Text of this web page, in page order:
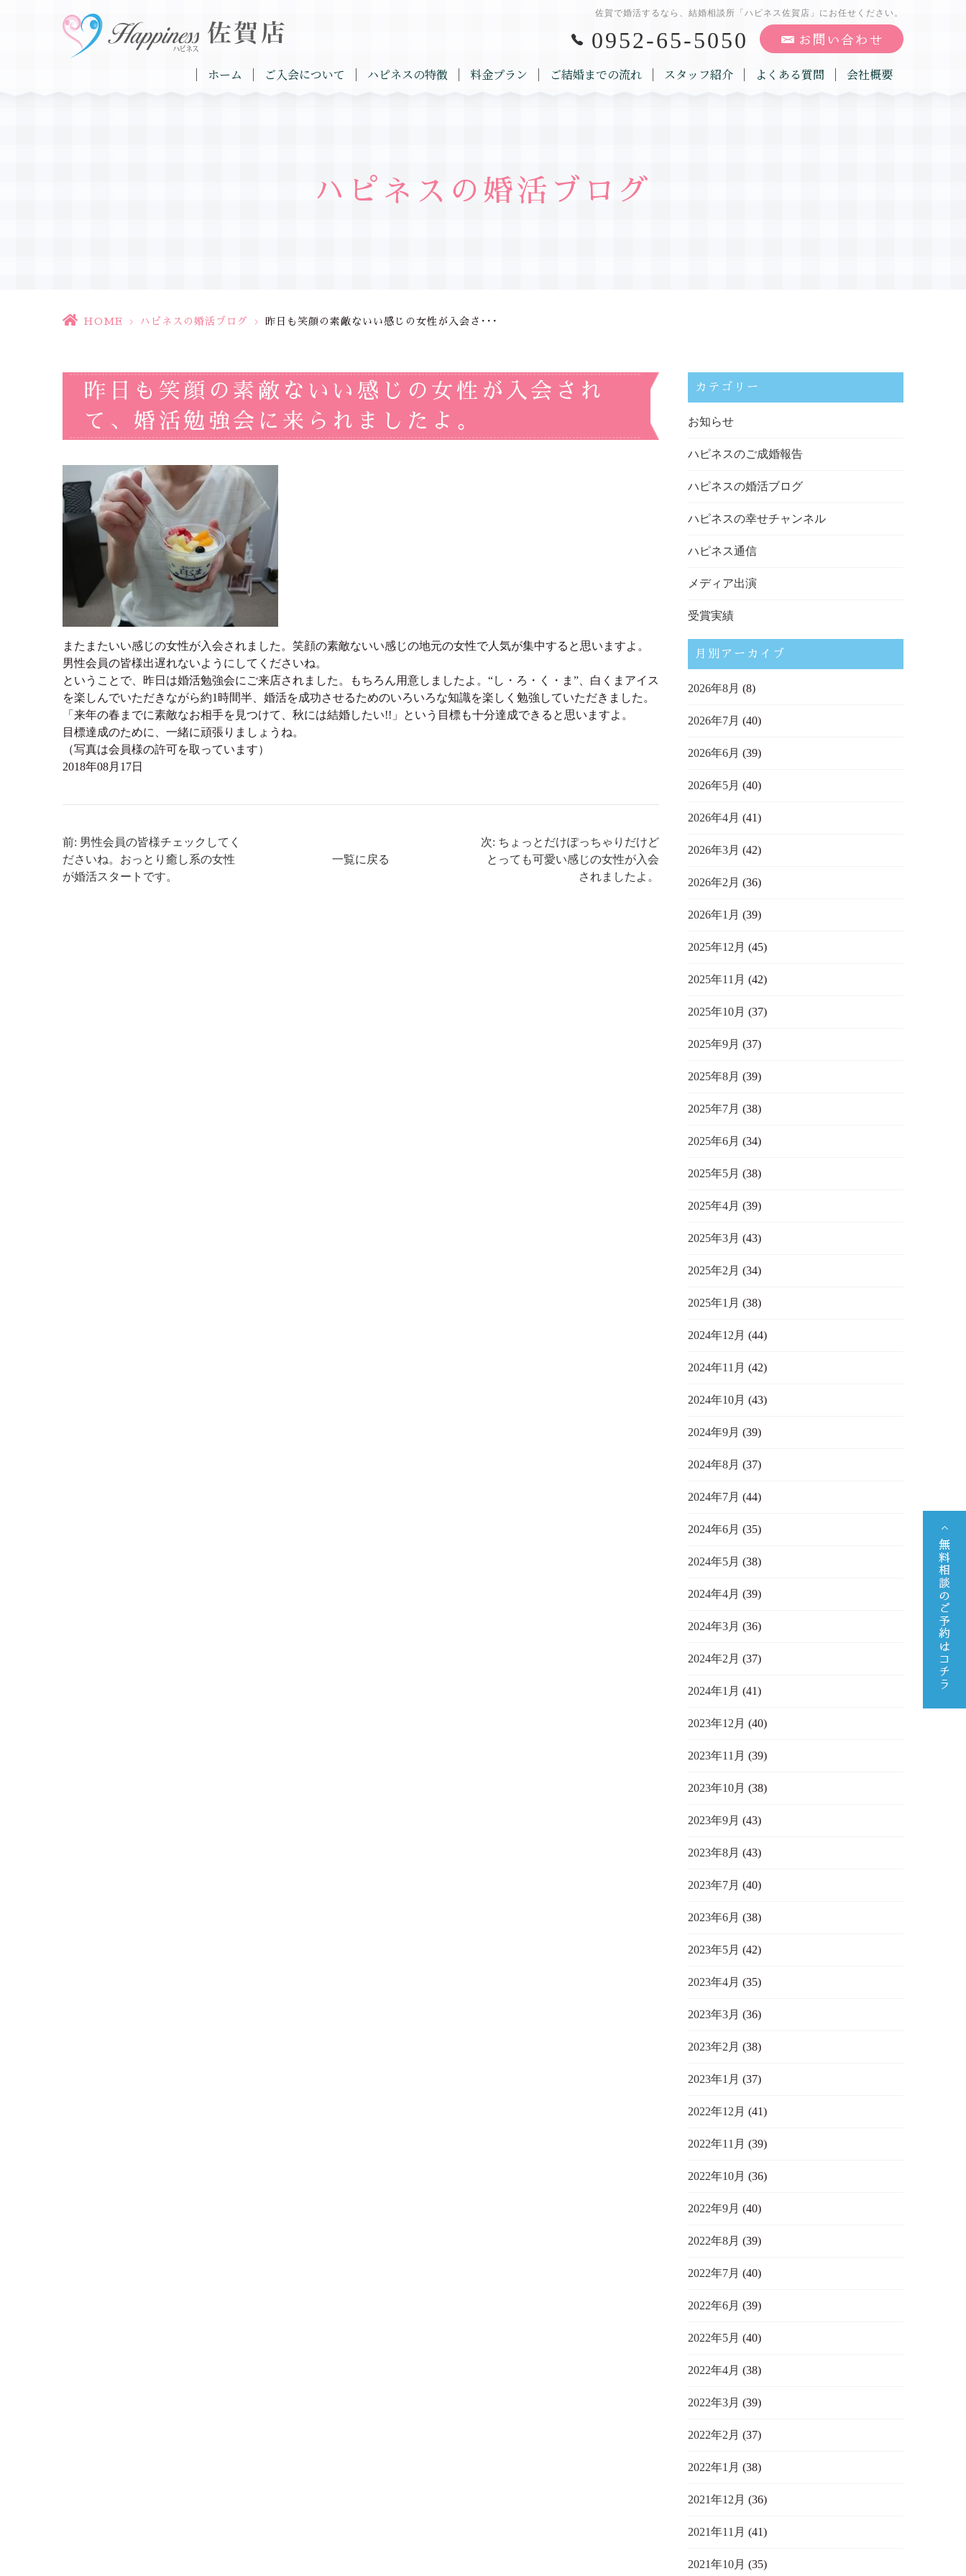
佐賀で婚活するなら、結婚相談所「ハピネス佐賀店」にお任せください。
0952-65-5050
ホーム ご入会について ハピネスの特徴 料金プラン ご結婚までの流れ スタッフ紹介 よくある質問 会社概要
ハピネスの婚活ブログ
HOME > ハピネスの婚活ブログ > 昨日も笑顔の素敵ないい感じの女性が入会さ･･･
昨日も笑顔の素敵ないい感じの女性が入会され
て、婚活勉強会に来られましたよ。
またまたいい感じの女性が入会されました。笑顔の素敵ないい感じの地元の女性で人気が集中すると思いますよ。
男性会員の皆様出遅れないようにしてくださいね。
ということで、昨日は婚活勉強会にご来店されました。もちろん用意しましたよ。“し・ろ・く・ま”、白くまアイス
を楽しんでいただきながら約1時間半、婚活を成功させるためのいろいろな知識を楽しく勉強していただきました。
「来年の春までに素敵なお相手を見つけて、秋には結婚したい!!」という目標も十分達成できると思いますよ。
目標達成のために、一緒に頑張りましょうね。
（写真は会員様の許可を取っています）
2018年08月17日
前: 男性会員の皆様チェックしてく
ださいね。おっとり癒し系の女性
が婚活スタートです。
一覧に戻る
次: ちょっとだけぽっちゃりだけど
とっても可愛い感じの女性が入会
されましたよ。
カテゴリー
お知らせ
ハピネスのご成婚報告
ハピネスの婚活ブログ
ハピネスの幸せチャンネル
ハピネス通信
メディア出演
受賞実績
月別アーカイブ
2026年8月 (8)
2026年7月 (40)
2026年6月 (39)
2026年5月 (40)
2026年4月 (41)
2026年3月 (42)
2026年2月 (36)
2026年1月 (39)
2025年12月 (45)
2025年11月 (42)
2025年10月 (37)
2025年9月 (37)
2025年8月 (39)
2025年7月 (38)
2025年6月 (34)
2025年5月 (38)
2025年4月 (39)
2025年3月 (43)
2025年2月 (34)
2025年1月 (38)
2024年12月 (44)
2024年11月 (42)
2024年10月 (43)
2024年9月 (39)
2024年8月 (37)
2024年7月 (44)
2024年6月 (35)
2024年5月 (38)
2024年4月 (39)
2024年3月 (36)
2024年2月 (37)
2024年1月 (41)
2023年12月 (40)
2023年11月 (39)
2023年10月 (38)
2023年9月 (43)
2023年8月 (43)
2023年7月 (40)
2023年6月 (38)
2023年5月 (42)
2023年4月 (35)
2023年3月 (36)
2023年2月 (38)
2023年1月 (37)
2022年12月 (41)
2022年11月 (39)
2022年10月 (36)
2022年9月 (40)
2022年8月 (39)
2022年7月 (40)
2022年6月 (39)
2022年5月 (40)
2022年4月 (38)
2022年3月 (39)
2022年2月 (37)
2022年1月 (38)
2021年12月 (36)
2021年11月 (41)
2021年10月 (35)